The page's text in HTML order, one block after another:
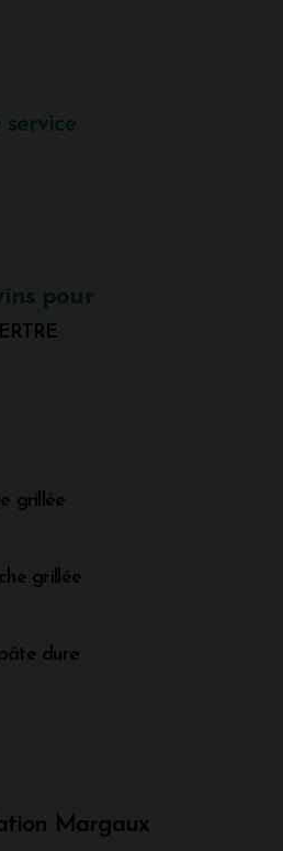
service
pour
grillée
grillée
dure
Margaux